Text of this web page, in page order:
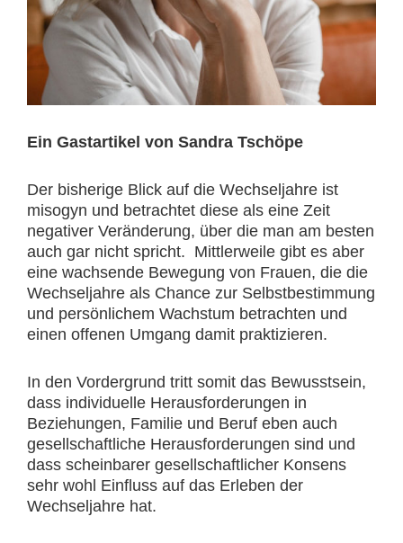
Ein Gastartikel von Sandra Tschöpe
Der bisherige Blick auf die Wechseljahre ist
misogyn und betrachtet diese als eine Zeit
negativer Veränderung, über die man am besten
auch gar nicht spricht. Mittlerweile gibt es aber
eine wachsende Bewegung von Frauen, die die
Wechseljahre als Chance zur Selbstbestimmung
und persönlichem Wachstum betrachten und
einen offenen Umgang damit praktizieren.
In den Vordergrund tritt somit das Bewusstsein,
dass individuelle Herausforderungen in
Beziehungen, Familie und Beruf eben auch
gesellschaftliche Herausforderungen sind und
dass scheinbarer gesellschaftlicher Konsens
sehr wohl Einfluss auf das Erleben der
Wechseljahre hat.